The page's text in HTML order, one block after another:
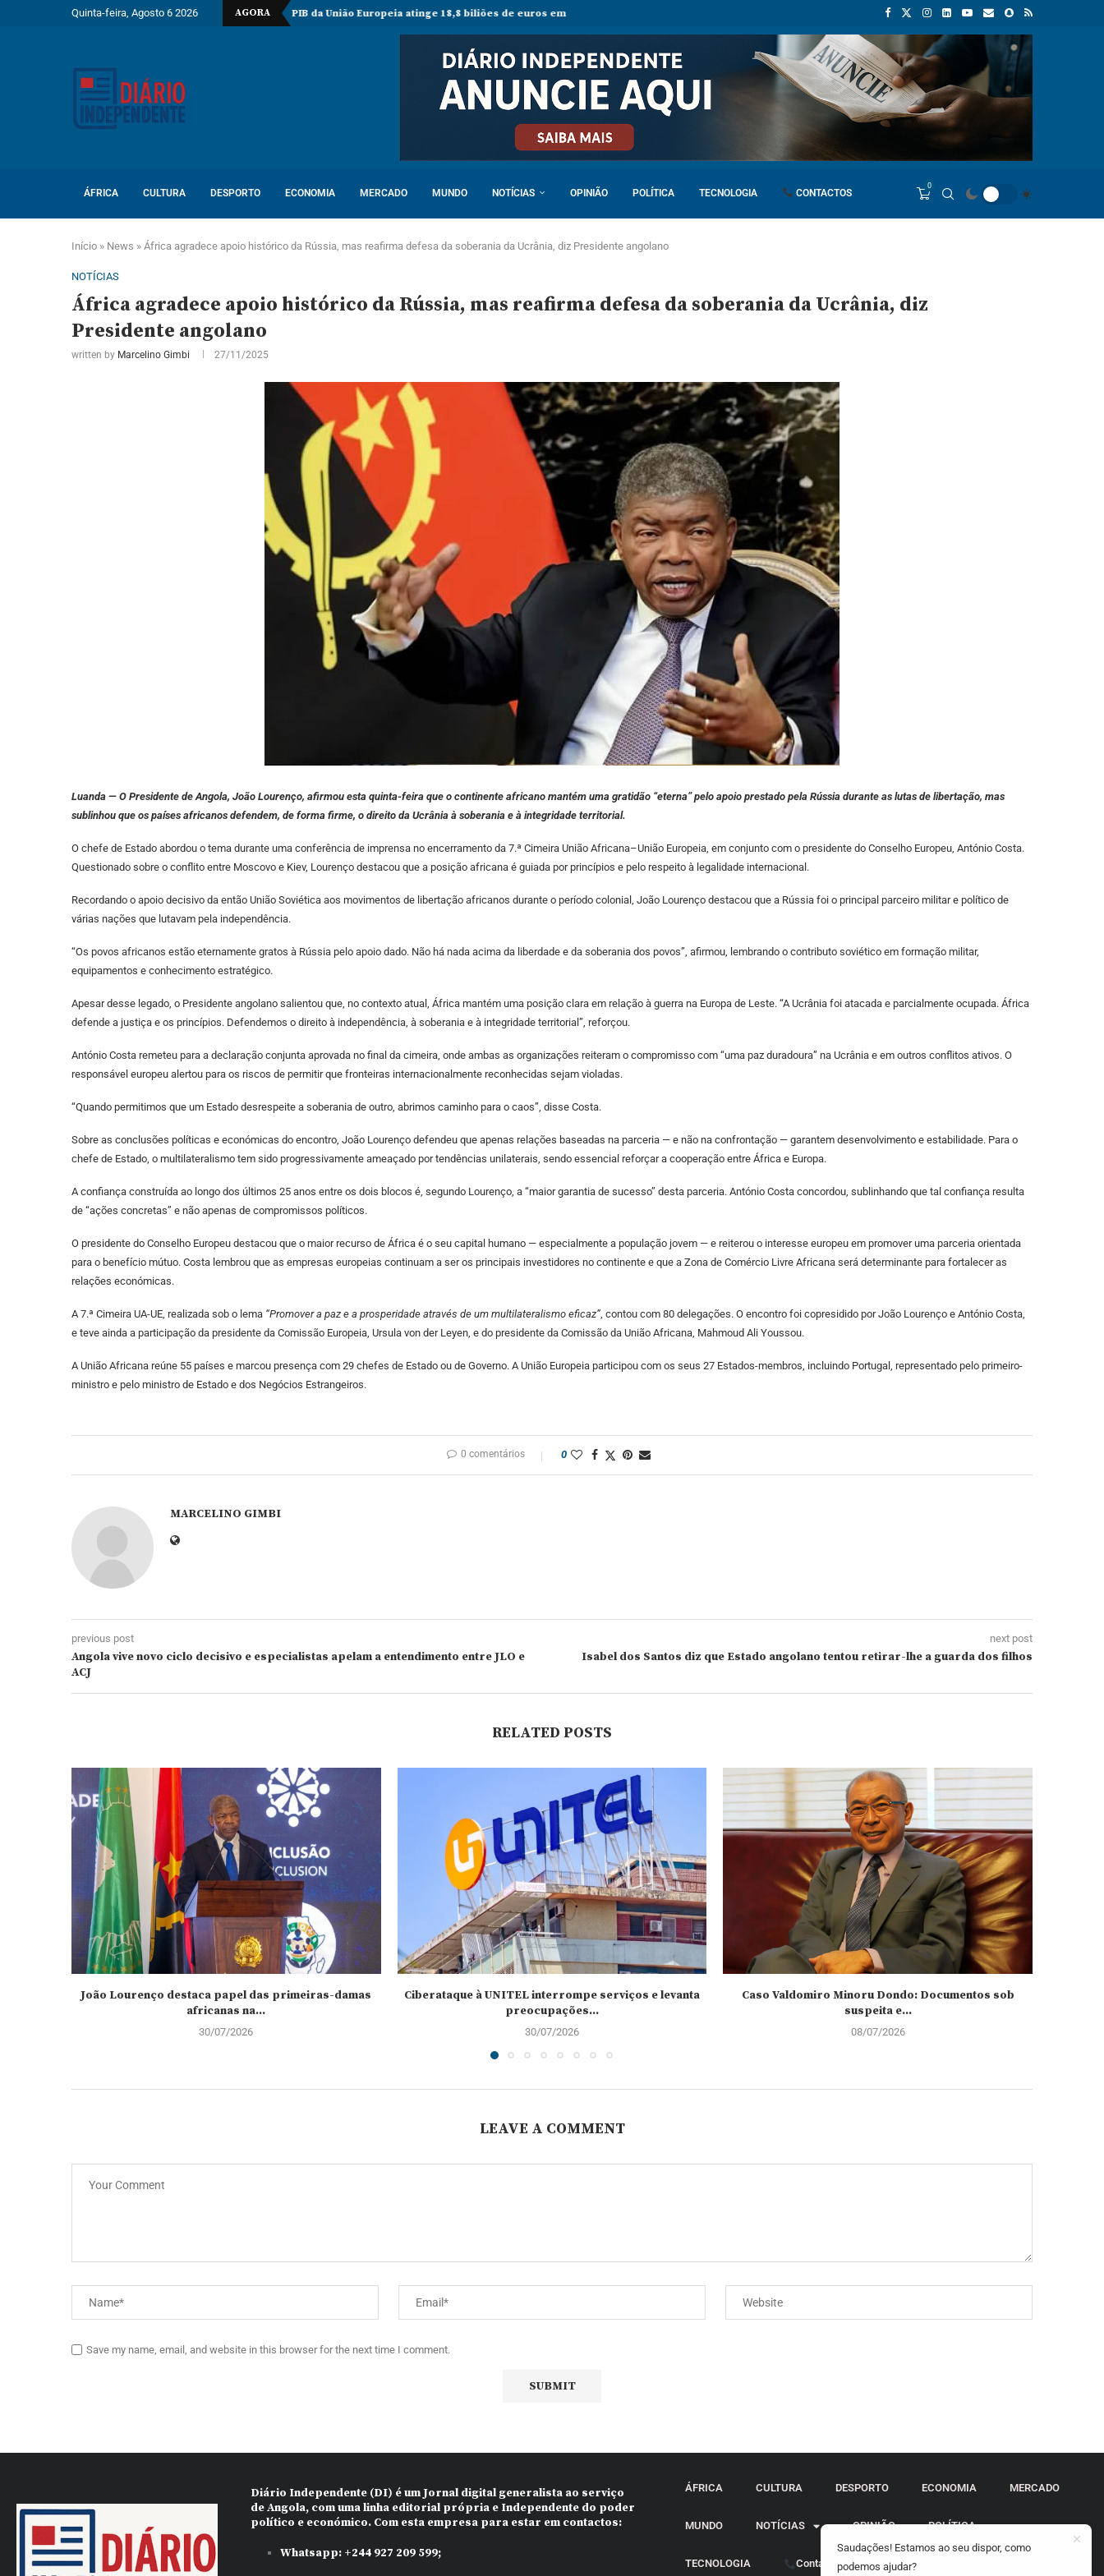
Quinta-feira, Agosto 6 2026 AGORA
do poço Katambi-2 do bloco 24 PIB da União Europeia atinge 18,8 biliões de euros em 2025 e Alemanha reforça liderança económica Empresas chinesas anunciam investimento de 150 milhões de
ÁFRICA CULTURA DESPORTO ECONOMIA MERCADO MUNDO NOTÍCIAS OPINIÃO POLÍTICA TECNOLOGIA CONTACTOS
0
Início » News » África agradece apoio histórico da Rússia, mas reafirma defesa da soberania da Ucrânia, diz Presidente angolano
NOTÍCIAS
África agradece apoio histórico da Rússia, mas reafirma defesa da soberania da Ucrânia, diz
Presidente angolano
written by Marcelino Gimbi 27/11/2025
Luanda — O Presidente de Angola, João Lourenço, afirmou esta quinta-feira que o continente africano mantém uma gratidão “eterna” pelo apoio prestado pela Rússia durante as lutas de libertação, mas
sublinhou que os países africanos defendem, de forma firme, o direito da Ucrânia à soberania e à integridade territorial.
O chefe de Estado abordou o tema durante uma conferência de imprensa no encerramento da 7.ª Cimeira União Africana–União Europeia, em conjunto com o presidente do Conselho Europeu, António Costa.
Questionado sobre o conflito entre Moscovo e Kiev, Lourenço destacou que a posição africana é guiada por princípios e pelo respeito à legalidade internacional.
Recordando o apoio decisivo da então União Soviética aos movimentos de libertação africanos durante o período colonial, João Lourenço destacou que a Rússia foi o principal parceiro militar e político de
várias nações que lutavam pela independência.
“Os povos africanos estão eternamente gratos à Rússia pelo apoio dado. Não há nada acima da liberdade e da soberania dos povos”, afirmou, lembrando o contributo soviético em formação militar,
equipamentos e conhecimento estratégico.
Apesar desse legado, o Presidente angolano salientou que, no contexto atual, África mantém uma posição clara em relação à guerra na Europa de Leste. “A Ucrânia foi atacada e parcialmente ocupada. África
defende a justiça e os princípios. Defendemos o direito à independência, à soberania e à integridade territorial”, reforçou.
António Costa remeteu para a declaração conjunta aprovada no final da cimeira, onde ambas as organizações reiteram o compromisso com “uma paz duradoura” na Ucrânia e em outros conflitos ativos. O
responsável europeu alertou para os riscos de permitir que fronteiras internacionalmente reconhecidas sejam violadas.
“Quando permitimos que um Estado desrespeite a soberania de outro, abrimos caminho para o caos”, disse Costa.
Sobre as conclusões políticas e económicas do encontro, João Lourenço defendeu que apenas relações baseadas na parceria — e não na confrontação — garantem desenvolvimento e estabilidade. Para o
chefe de Estado, o multilateralismo tem sido progressivamente ameaçado por tendências unilaterais, sendo essencial reforçar a cooperação entre África e Europa.
A confiança construída ao longo dos últimos 25 anos entre os dois blocos é, segundo Lourenço, a “maior garantia de sucesso” desta parceria. António Costa concordou, sublinhando que tal confiança resulta
de “ações concretas” e não apenas de compromissos políticos.
O presidente do Conselho Europeu destacou que o maior recurso de África é o seu capital humano — especialmente a população jovem — e reiterou o interesse europeu em promover uma parceria orientada
para o benefício mútuo. Costa lembrou que as empresas europeias continuam a ser os principais investidores no continente e que a Zona de Comércio Livre Africana será determinante para fortalecer as
relações económicas.
A 7.ª Cimeira UA-UE, realizada sob o lema “Promover a paz e a prosperidade através de um multilateralismo eficaz”, contou com 80 delegações. O encontro foi copresidido por João Lourenço e António Costa,
e teve ainda a participação da presidente da Comissão Europeia, Ursula von der Leyen, e do presidente da Comissão da União Africana, Mahmoud Ali Youssou.
A União Africana reúne 55 países e marcou presença com 29 chefes de Estado ou de Governo. A União Europeia participou com os seus 27 Estados-membros, incluindo Portugal, representado pelo primeiro-
ministro e pelo ministro de Estado e dos Negócios Estrangeiros.
0 comentários 0
MARCELINO GIMBI
previous post
Angola vive novo ciclo decisivo e especialistas apelam a entendimento entre JLO e
ACJ
next post
Isabel dos Santos diz que Estado angolano tentou retirar-lhe a guarda dos filhos
RELATED POSTS
João Lourenço destaca papel das primeiras-damas
africanas na...
30/07/2026
Ciberataque à UNITEL interrompe serviços e levanta
preocupações...
30/07/2026
Caso Valdomiro Minoru Dondo: Documentos sob
suspeita e...
08/07/2026
LEAVE A COMMENT
Save my name, email, and website in this browser for the next time I comment.
Diário Independente (DI) é um Jornal digital generalista ao serviço
de Angola, com uma linha editorial própria e Independente do poder
político e económico. Com esta empresa para estar em contactos:
Whatsapp:+244 927 209 599;
ÁFRICA CULTURA DESPORTO ECONOMIA MERCADO
MUNDO NOTÍCIAS OPINIÃO POLÍTICA
TECNOLOGIA Contactos
Saudações! Estamos ao seu dispor, como
podemos ajudar?